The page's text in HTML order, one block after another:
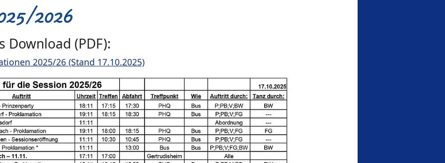
2026
Download (PDF):
2025/26 (Stand 17.10.2025)